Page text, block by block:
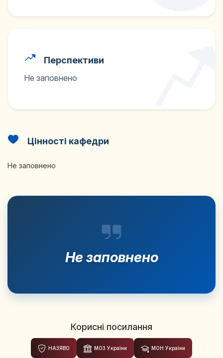
Перспективи
Не заповнено
Цінності кафедри
Не заповнено
Не заповнено
Корисні посилання
НАЗЯВО МОЗ України МОН України